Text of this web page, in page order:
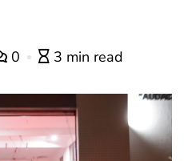
0 3 min read